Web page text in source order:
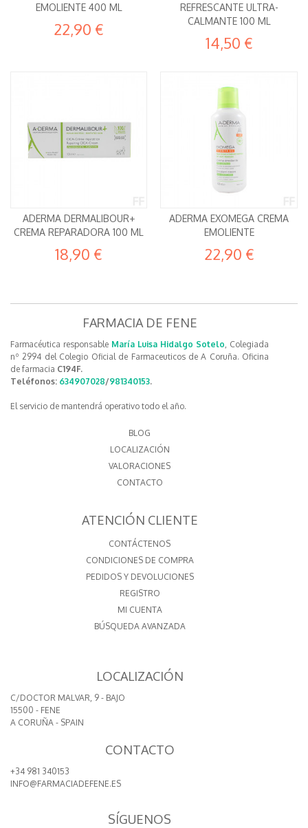
EMOLIENTE 400 ML
22,90 €
REFRESCANTE ULTRA-
CALMANTE 100 ML
14,50 €
ADERMA DERMALIBOUR+
CREMA REPARADORA 100 ML
18,90 €
ADERMA EXOMEGA CREMA
EMOLIENTE
22,90 €
FARMACIA DE FENE
Farmacéutica responsable María Luisa Hidalgo Sotelo, Colegiada
nº 2994 del Colegio Oficial de Farmaceuticos de A Coruña. Oficina
de farmacia C194F.
Teléfonos: 634907028/981340153.
El servicio de mantendrá operativo todo el año.
BLOG
LOCALIZACIÓN
VALORACIONES
CONTACTO
ATENCIÓN CLIENTE
CONTÁCTENOS
CONDICIONES DE COMPRA
PEDIDOS Y DEVOLUCIONES
REGISTRO
MI CUENTA
BÚSQUEDA AVANZADA
LOCALIZACIÓN
C/DOCTOR MALVAR, 9 - BAJO
15500 - FENE
A CORUÑA - SPAIN
CONTACTO
+34 981 340153
INFO@FARMACIADEFENE.ES
SÍGUENOS